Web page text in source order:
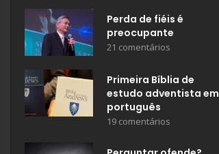
Perda de fiéis é
preocupante
21 comentários
Primeira Bíblia de
estudo adventista em
português
19 comentários